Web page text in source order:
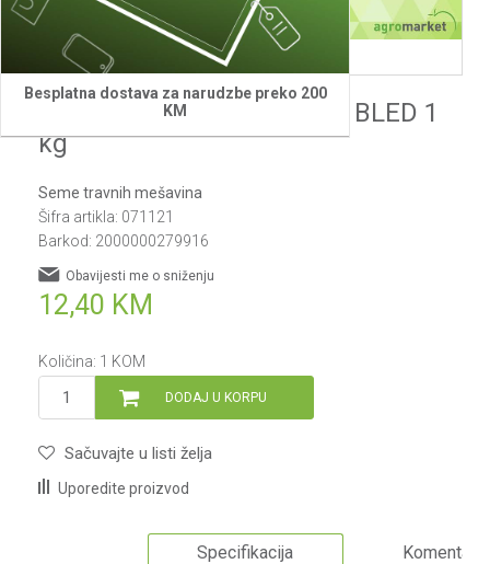
Besplatna dostava za narudzbe preko 200
KM
Semenarna Travna smeša BLED 1
kg
Seme travnih mešavina
Šifra artikla: 071121
Barkod: 2000000279916
12,40 KM
Obavijesti me o sniženju
Količina: 1 KOM
DODAJ U KORPU
Sačuvajte u listi želja
Uporedite proizvod
Specifikacija Komentari